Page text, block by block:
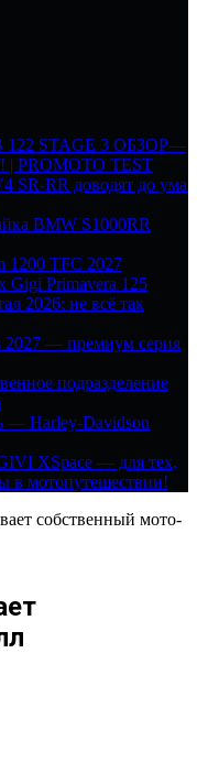
122 STAGE 3 ОБЗОР—
TEST
SR-RR доводят до ума
BMW S1000RR
1200 TFC 2027
Primavera 125
2026: не всё так
2027 — премиум серия
подразделение
— Harley-Davidson
XSpace — для тех,
в мотопутешествии!
собственный мото-